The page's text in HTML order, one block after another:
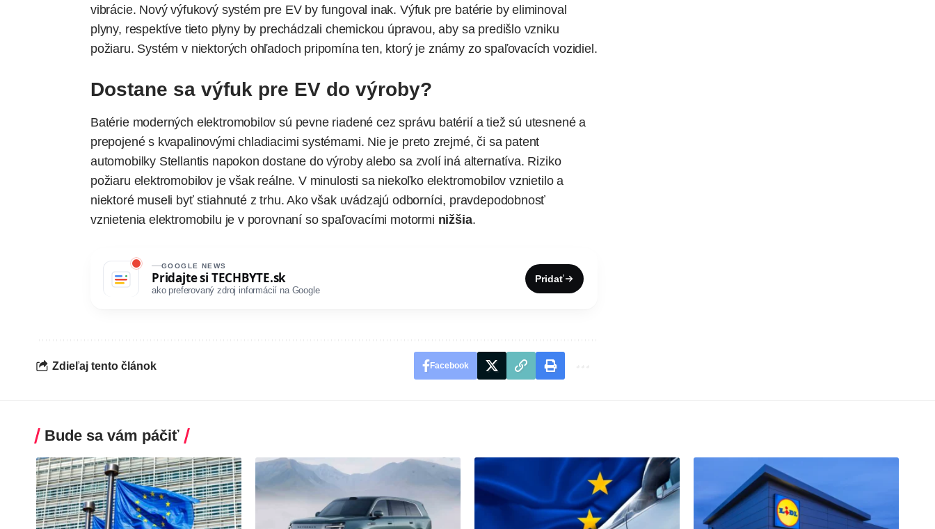
vibrácie. Nový výfukový systém pre EV by fungoval inak. Výfuk pre batérie by eliminoval
plyny, respektíve tieto plyny by prechádzali chemickou úpravou, aby sa predišlo vzniku
požiaru. Systém v niektorých ohľadoch pripomína ten, ktorý je známy zospaľovacích vozidiel .
Dostane sa výfuk pre EV do výroby?
Batérie moderných elektromobilov sú pevne riadené cez správu batérií a tiež sú utesnené a
prepojené s kvapalinovými chladiacimi systémami. Nie je preto zrejmé, či sa patent
automobilky Stellantis napokon dostane do výroby alebo sa zvolí iná alternatíva. Riziko
požiaru elektromobilov je však reálne. V minulosti sa niekoľko elektromobilov vznietilo a
niektoré museli byť stiahnuté z trhu. Ako však uvádzajú odborníci, pravdepodobnosť
vznietenia elektromobilu je v porovnaní so spaľovacími motormi nižšia.
GOOGLE NEWS
Pridajte si TECHBYTE.sk
ako preferovaný zdroj informácií na Google
Pridať
Zdieľaj tento článok Facebook
Bude sa vám páčiť